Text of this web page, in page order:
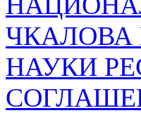
ЧКАЛОВА
НАУКИ